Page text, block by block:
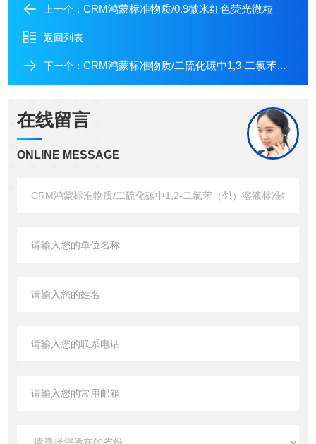
上一个： CRM鸿蒙标准物质/0.9微米红色荧光微粒
返回列表
下一个： CRM鸿蒙标准物质/二硫化碳中1,3-二氯苯（间）溶液标准物质
在线留言
ONLINE MESSAGE